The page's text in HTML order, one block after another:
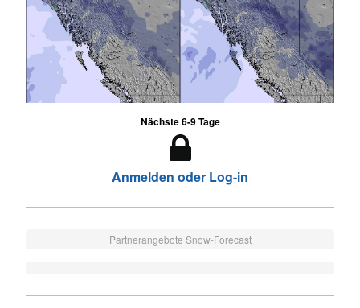
Nächste 6-9 Tage
Anmelden oder Log-in
Partnerangebote Snow-Forecast